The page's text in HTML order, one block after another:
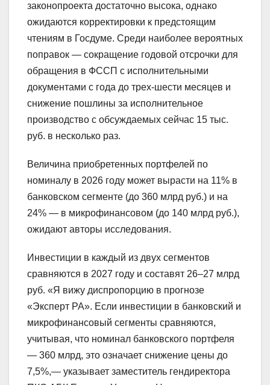
законопроекта достаточно высока, однако
ожидаются корректировки к предстоящим
чтениям в Госдуме. Среди наиболее вероятных
поправок — сокращение годовой отсрочки для
обращения в ФССП с исполнительными
документами с года до трех-шести месяцев и
снижение пошлины за исполнительное
производство с обсуждаемых сейчас 15 тыс.
руб. в несколько раз.
Величина приобретенных портфелей по
номиналу в 2026 году может вырасти на 11% в
банковском сегменте (до 360 млрд руб.) и на
24% — в микрофинансовом (до 140 млрд руб.),
ожидают авторы исследования.
Инвестиции в каждый из двух сегментов
сравняются в 2027 году и составят 26–27 млрд
руб. «Я вижу диспропорцию в прогнозе
«Эксперт РА». Если инвестиции в банковский и
микрофинансовый сегменты сравняются,
учитывая, что номинал банковского портфеля
— 360 млрд, это означает снижение цены до
7,5%,— указывает заместитель гендиректора